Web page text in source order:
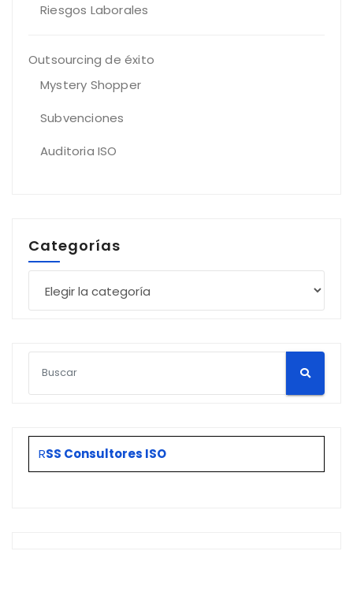
Riesgos Laborales
Outsourcing de éxito
Mystery Shopper
Subvenciones
Auditoria ISO
Categorías
RSS Consultores ISO